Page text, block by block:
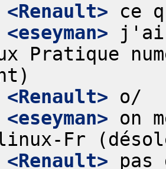
<Renault>
<eseyman> j'ai
Pratique
<Renault>
<eseyman> on
<Renault>